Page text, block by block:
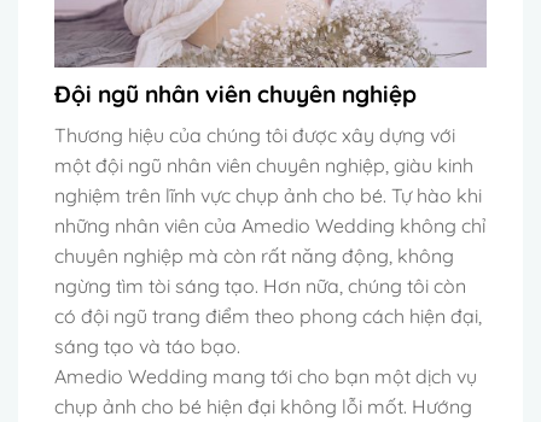
Đội ngũ nhân viên chuyên nghiệp
Thương hiệu của chúng tôi được xây dựng với
một đội ngũ nhân viên chuyên nghiệp, giàu kinh
nghiệm trên lĩnh vực chụp ảnh cho bé. Tự hào khi
những nhân viên của Amedio Wedding không chỉ
chuyên nghiệp mà còn rất năng động, không
ngừng tìm tòi sáng tạo. Hơn nữa, chúng tôi còn
có đội ngũ trang điểm theo phong cách hiện đại,
sáng tạo và táo bạo.
Amedio Wedding mang tới cho bạn một dịch vụ
chụp ảnh cho bé hiện đại không lỗi mốt. Hướng